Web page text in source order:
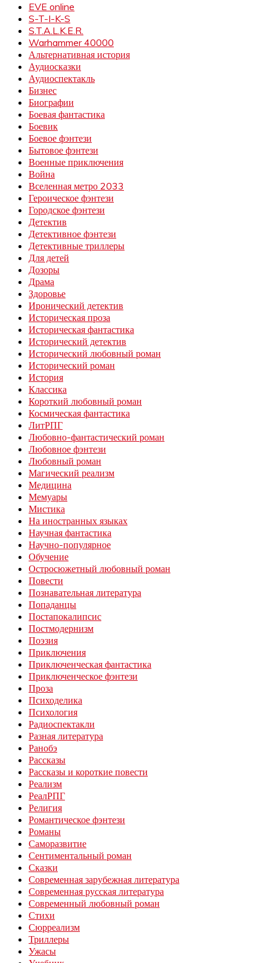
EVE online
S-T-I-K-S
S.T.A.L.K.E.R.
Warhammer 40000
Альтернативная история
Аудиосказки
Аудиоспектакль
Бизнес
Биографии
Боевая фантастика
Боевик
Боевое фэнтези
Бытовое фэнтези
Военные приключения
Война
Вселенная метро 2033
Героическое фэнтези
Городское фэнтези
Детектив
Детективное фэнтези
Детективные триллеры
Для детей
Дозоры
Драма
Здоровье
Иронический детектив
Историческая проза
Историческая фантастика
Исторический детектив
Исторический любовный роман
Исторический роман
История
Классика
Короткий любовный роман
Космическая фантастика
ЛитРПГ
Любовно-фантастический роман
Любовное фэнтези
Любовный роман
Магический реализм
Медицина
Мемуары
Мистика
На иностранных языках
Научная фантастика
Научно-популярное
Обучение
Остросюжетный любовный роман
Повести
Познавательная литература
Попаданцы
Постапокалипсис
Постмодернизм
Поэзия
Приключения
Приключенческая фантастика
Приключенческое фэнтези
Проза
Психоделика
Психология
Радиоспектакли
Разная литература
Ранобэ
Рассказы
Рассказы и короткие повести
Реализм
РеалРПГ
Религия
Романтическое фэнтези
Романы
Саморазвитие
Сентиментальный роман
Сказки
Современная зарубежная литература
Современная русская литература
Современный любовный роман
Стихи
Сюрреализм
Триллеры
Ужасы